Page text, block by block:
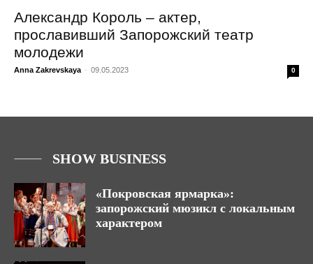
Александр Король – актер,
прославивший Запорожский театр
молодежи
Anna Zakrevskaya - 09.05.2023 0
SHOW BUSINESS
«Покровская ярмарка»:
запорожский мюзикл с локальным
характером